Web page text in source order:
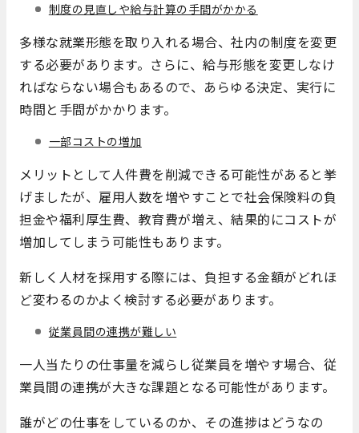
制度の見直しや給与計算の手間がかかる
多様な就業形態を取り入れる場合、社内の制度を変更
する必要があります。さらに、給与形態を変更しなけ
ればならない場合もあるので、あらゆる決定、実行に
時間と手間がかかります。
一部コストの増加
メリットとして人件費を削減できる可能性があると挙
げましたが、雇用人数を増やすことで社会保険料の負
担金や福利厚生費、教育費が増え、結果的にコストが
増加してしまう可能性もあります。
新しく人材を採用する際には、負担する金額がどれほ
ど変わるのかよく検討する必要があります。
従業員間の連携が難しい
一人当たりの仕事量を減らし従業員を増やす場合、従
業員間の連携が大きな課題となる可能性があります。
誰がどの仕事をしているのか、その進捗はどうなの